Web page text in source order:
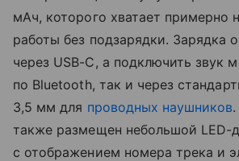
мАч, которого хватает примерно
работы без подзарядки. Зарядка
через USB-C, а подключить звук
по Bluetooth, так и через
3,5 мм для проводных наушников
также размещен небольшой LED-
с отображением номера трека и